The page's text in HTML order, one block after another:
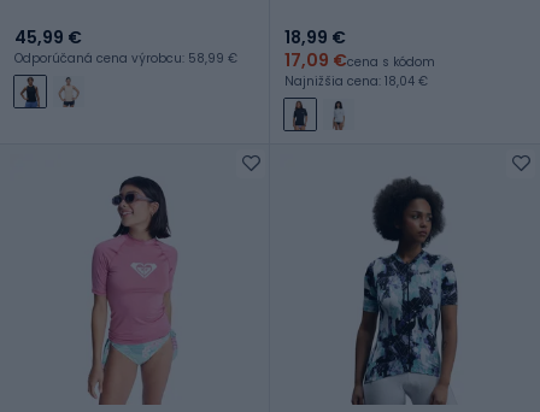
45,99 €
Odporúčaná cena výrobcu: 58,99 €
18,99 €
17,09 €cena s kódom
Najnižšia cena: 18,04 €